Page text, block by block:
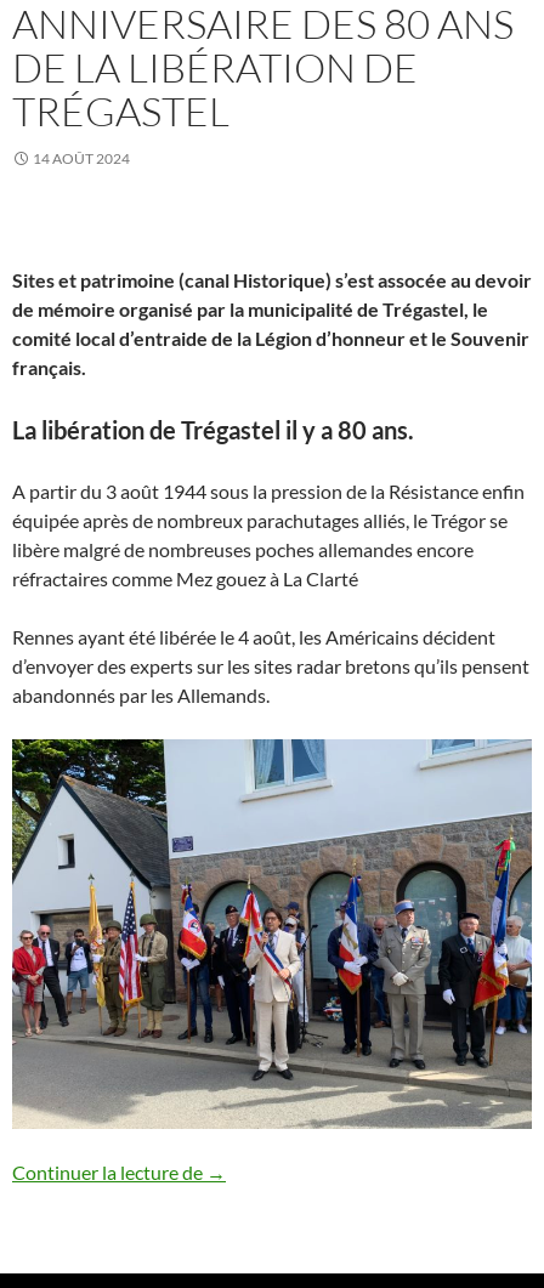
ANNIVERSAIRE DES 80 ANS
DE LA LIBÉRATION DE
TRÉGASTEL
14 AOÛT 2024
Sites et patrimoine (canal Historique) s’est assocée au devoir
de mémoire organisé par la municipalité de Trégastel, le
comité local d’entraide de la Légion d’honneur et le Souvenir
français.
La libération de Trégastel il y a 80 ans.
A partir du 3 août 1944 sous la pression de la Résistance enfin
équipée après de nombreux parachutages alliés, le Trégor se
libère malgré de nombreuses poches allemandes encore
réfractaires comme Mez gouez à La Clarté
Rennes ayant été libérée le 4 août, les Américains décident
d’envoyer des experts sur les sites radar bretons qu’ils pensent
abandonnés par les Allemands.
Continuer la lecture de anniversaire des 80 ans de la Libération
→